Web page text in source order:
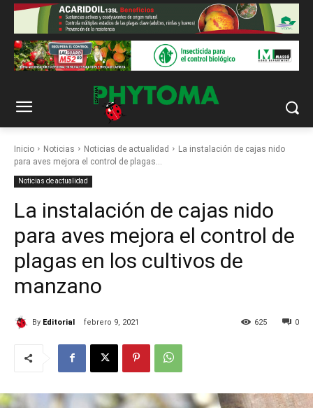
Inicio Noticias Noticias de actualidad
La instalación de cajas nido
para aves mejora el control de plagas...
Noticias de actualidad
La instalación de cajas nido
para aves mejora el control de
plagas en los cultivos de
manzano
By Editorial febrero 9, 2021 0
625